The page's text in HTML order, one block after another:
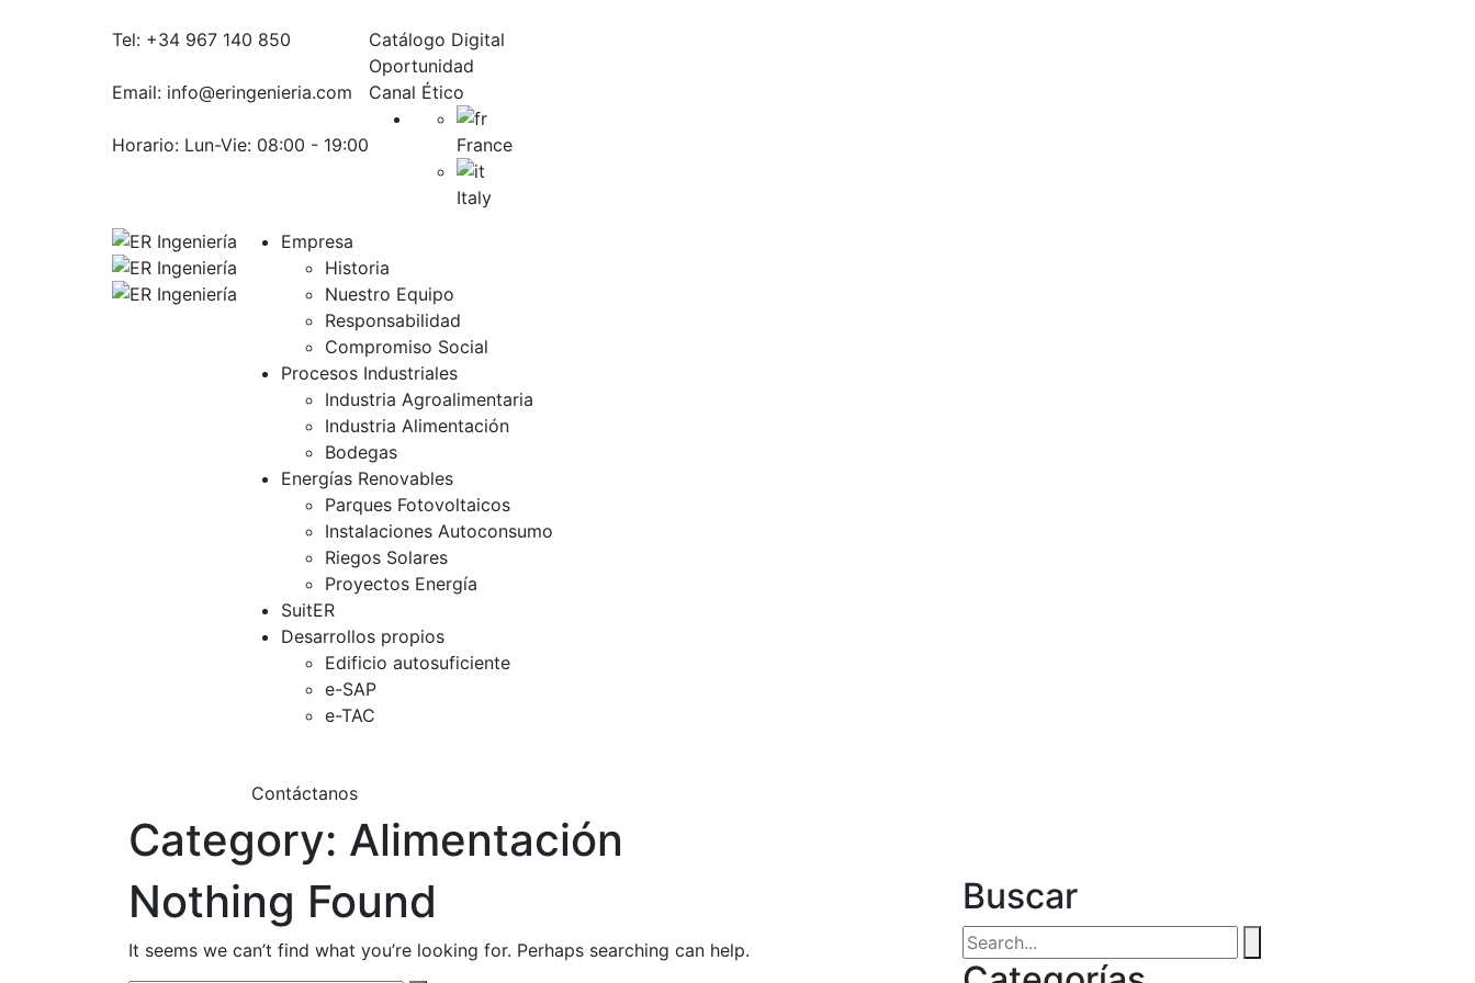
Tel: +34 967 140 850
Email: info@eringenieria.com
Horario: Lun-Vie: 08:00 - 19:00
Catálogo Digital
Oportunidad
Canal Ético
France
Italy
Empresa
Historia
Nuestro Equipo
Responsabilidad
Compromiso Social
Procesos Industriales
Industria Agroalimentaria
Industria Alimentación
Bodegas
Energías Renovables
Parques Fotovoltaicos
Instalaciones Autoconsumo
Riegos Solares
Proyectos Energía
SuitER
Desarrollos propios
Edificio autosuficiente
e-SAP
e-TAC
Contáctanos
Category: Alimentación
Nothing Found
It seems we can’t find what you’re looking for. Perhaps searching can help.
Buscar